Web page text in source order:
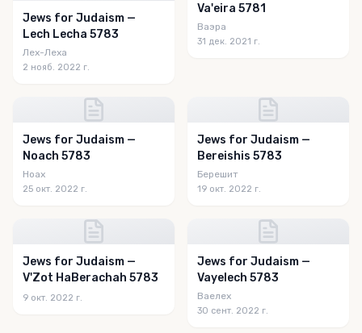
Jews for Judaism —
Lech Lecha 5783
Лех-Леха
2 нояб. 2022 г.
Va'eira 5781
Ваэра
31 дек. 2021 г.
Jews for Judaism —
Noach 5783
Ноах
25 окт. 2022 г.
Jews for Judaism —
Bereishis 5783
Берешит
19 окт. 2022 г.
Jews for Judaism —
V'Zot HaBerachah 5783
9 окт. 2022 г.
Jews for Judaism —
Vayelech 5783
Ваелех
30 сент. 2022 г.